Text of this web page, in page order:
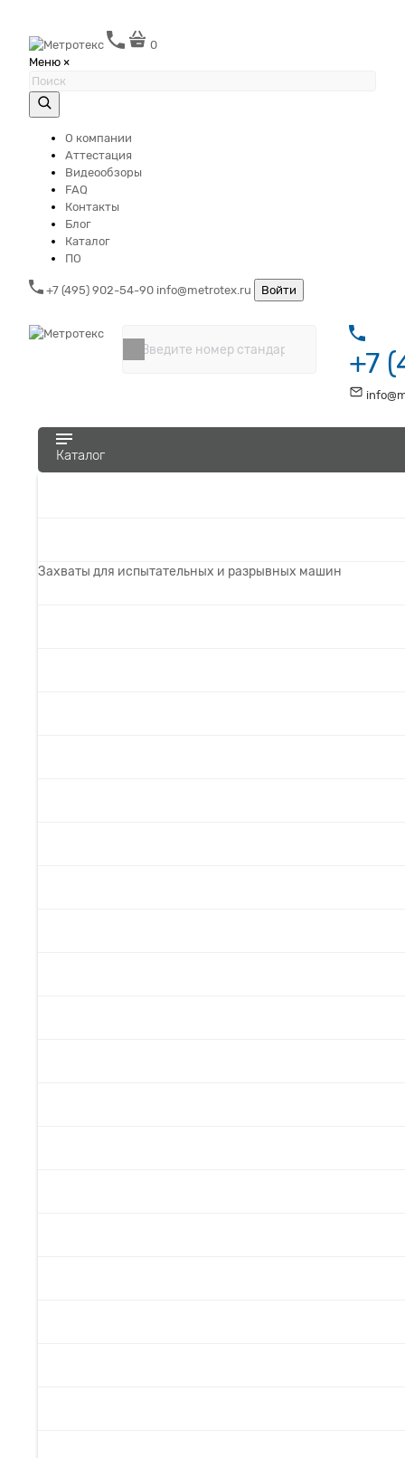
0
Меню ×
О компании
Аттестация
Видеообзоры
FAQ
Контакты
Блог
Каталог
ПО
+7 (495) 902-54-90 info@metrotex.ru Войти
+7
Каталог
Захваты для испытательных и разрывных машин